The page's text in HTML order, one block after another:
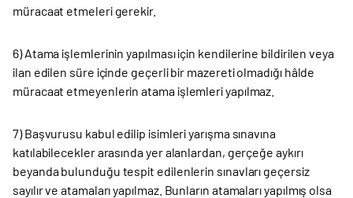
müracaat etmeleri gerekir.
6) Atama işlemlerinin yapılması için kendilerine bildirilen veya
ilan edilen süre içinde geçerli bir mazereti olmadığı hâlde
müracaat etmeyenlerin atama işlemleri yapılmaz.
7) Başvurusu kabul edilip isimleri yarışma sınavına
katılabilecekler arasında yer alanlardan, gerçeğe aykırı
beyanda bulunduğu tespit edilenlerin sınavları geçersiz
sayılır ve atamaları yapılmaz. Bunların atamaları yapılmış olsa